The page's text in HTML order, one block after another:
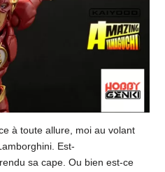
à toute allure, moi au volant
Est-
sa cape. Ou bien est-ce